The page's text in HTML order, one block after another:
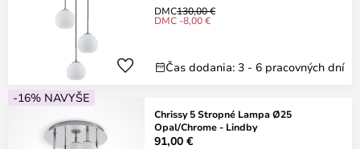
DMC130,00 €
DMC -8,00 €
Čas dodania: 3 - 6 pracovných dní
-16% NAVYŠE
Chrissy 5 Stropné Lampa Ø25
Opal/Chrome - Lindby
91,00 €